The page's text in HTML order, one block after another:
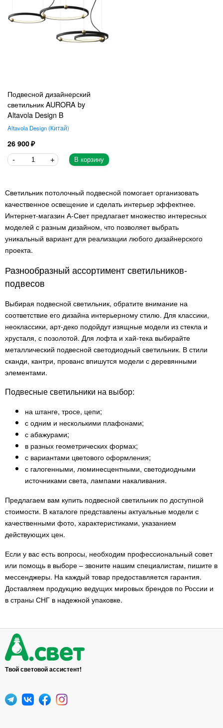
Подвесной дизайнерский
светильник AURORA by
Altavola Design B
Altavola Design Китай
26 900
В корзину
Светильник потолочный подвесной помогает организовать
качественное освещение и сделать интерьер эффектнее.
Интернет-магазин А-Свет предлагает множество интересных
моделей с разным дизайном, что позволяет выбрать
уникальный вариант для реализации любого дизайнерского
проекта.
Разнообразный ассортимент светильников-
подвесов
Выбирая подвесной светильник, обратите внимание на
соответствие его дизайна интерьерному стилю. Для классики,
неоклассики, арт-деко подойдут изящные модели из стекла и
хрусталя, с позолотой. Для лофта и хай-тека выбирайте
металлический подвесной светодиодный светильник. В стили
сканди, кантри, прованс впишутся модели с деревянными
элементами.
Подвесные светильники на выбор:
на штанге, тросе, цепи;
с одним и несколькими плафонами;
с абажурами;
в разных геометрических формах;
с вариантами цветового оформления;
с галогенными, люминесцентными, светодиодными
источниками света, лампами накаливания.
Предлагаем вам купить подвесной светильник по доступной
стоимости. В каталоге представлены актуальные модели с
качественными фото, характеристиками, указанием
действующих цен.
Если у вас есть вопросы, необходим профессиональный совет
или помощь в выборе – звоните нашим специалистам, пишите в
мессенджеры. На каждый товар предоставляется гарантия.
Доставляем продукцию ведущих мировых брендов по России и
в страны СНГ в надежной упаковке.
Твой световой ассистент!